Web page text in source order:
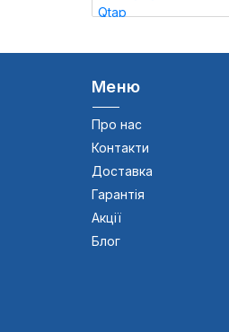
Меню
Про нас
Контакти
Доставка
Гарантія
Акції
Блог